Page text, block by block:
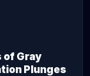
of Gray
Plunges